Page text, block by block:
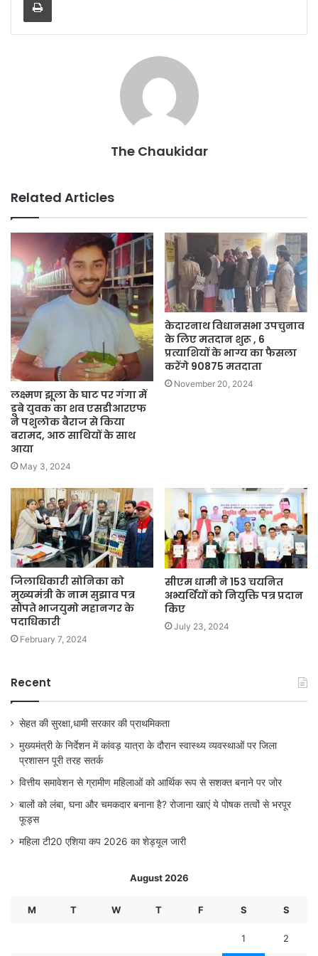
o
The Chaukidar
Related Articles
लक्ष्मण झूला के घाट पर गंगा में
डूबे युवक का शव एसडीआरएफ
ने पशुलोक बैराज से किया
बरामद, आठ साथियों के साथ
आया
May 3, 2024
केदारनाथ विधानसभा उपचुनाव
के ल‍िए मतदान शुरू , 6
प्रत्याशियों के भाग्य का फैसला
करेंगे 90875 मतदाता
November 20, 2024
जिलाधिकारी सोनिका को
मुख्यमंत्री के नाम सुझाव पत्र
सौंपते भाजयुमो महानगर के
पदाधिकारी
February 7, 2024
सीएम धामी ने 153 चयनित
अभ्यर्थियों को नियुक्ति पत्र प्रदान
किए
July 23, 2024
Recent
सेहत की सुरक्षा,धामी सरकार की प्राथमिकता
मुख्यमंत्री के निर्देशन में कांवड़ यात्रा के दौरान स्वास्थ्य व्यवस्थाओं पर जिला
प्रशासन पूरी तरह सतर्क
वित्तीय समावेशन से ग्रामीण महिलाओं को आर्थिक रूप से सशक्त बनाने पर जोर
बालों को लंबा, घना और चमकदार बनाना है? रोजाना खाएं ये पोषक तत्वों से भरपूर
फूड्स
महिला टी20 एशिया कप 2026 का शेड्यूल जारी
August 2026
M T W T F S S
1 2